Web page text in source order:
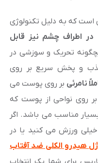
که به دلیل تکنولوژی
در اطراف چشم نیز قابل
تحریک و سوزشی در
و پخش سریع بر روی
نامرئیبر روی پوست می
روی نواحی از پوست که
مناسب می باشد. اگر
ورزش می کنید یا در
ژل هیدرو الکلی ضد آفتاب